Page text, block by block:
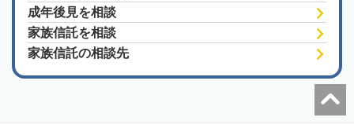
成年後見を相談
家族信託を相談
家族信託の相談先